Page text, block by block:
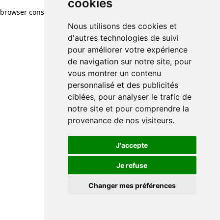
cookies
Nous utilisons des cookies et
d'autres technologies de suivi
pour améliorer votre expérience
de navigation sur notre site, pour
vous montrer un contenu
personnalisé et des publicités
ciblées, pour analyser le trafic de
notre site et pour comprendre la
provenance de nos visiteurs.
J'accepte
Je refuse
Changer mes préférences
browser console for more information)